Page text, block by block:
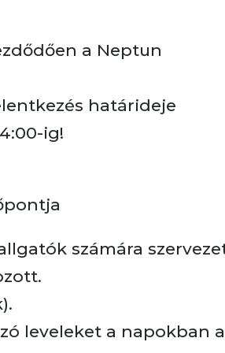
a Neptun
határideje
ig!
számára
leveleket a napokban a